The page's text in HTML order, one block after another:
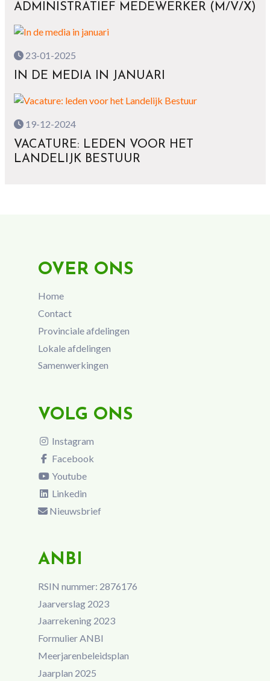
ADMINISTRATIEF MEDEWERKER (M/V/X)
23-01-2025
IN DE MEDIA IN JANUARI
19-12-2024
VACATURE: LEDEN VOOR HET
LANDELIJK BESTUUR
OVER ONS
Home
Contact
Provinciale afdelingen
Lokale afdelingen
Samenwerkingen
VOLG ONS
Instagram
Facebook
Youtube
Linkedin
Nieuwsbrief
ANBI
RSIN nummer: 2876176
Jaarverslag 2023
Jaarrekening 2023
Formulier ANBI
Meerjarenbeleidsplan
Jaarplan 2025